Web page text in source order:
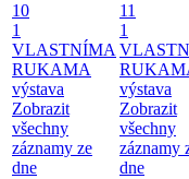
10
1
VLASTNÍMA
RUKAMA
výstava
Zobrazit
všechny
záznamy ze
dne
11
1
výstava
Zobrazit
všechny
záznamy
dne